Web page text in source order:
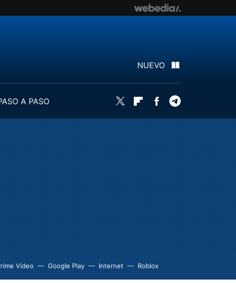
NUEVO
A PASO
Twitter FlipboardFacebook
Video Google Play Internet Roblox